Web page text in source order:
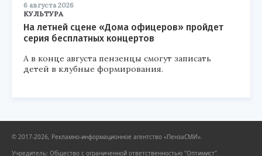
6 августа 2026
КУЛЬТУРА
На летней сцене «Дома офицеров» пройдет
серия бесплатных концертов
А в конце августа пензенцы смогут записать
детей в клубные формирования.
© 2017-2026, Рекламно-информационное агентство «ПензаСМИ».
Учредитель: Общество с ограниченной ответственностью "Оптимист".